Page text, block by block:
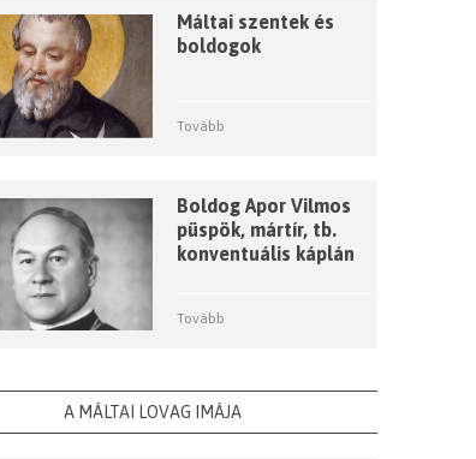
Máltai szentek és
boldogok
Tovább
Boldog Apor Vilmos
püspök, mártír, tb.
konventuális káplán
Tovább
A MÁLTAI LOVAG IMÁJA